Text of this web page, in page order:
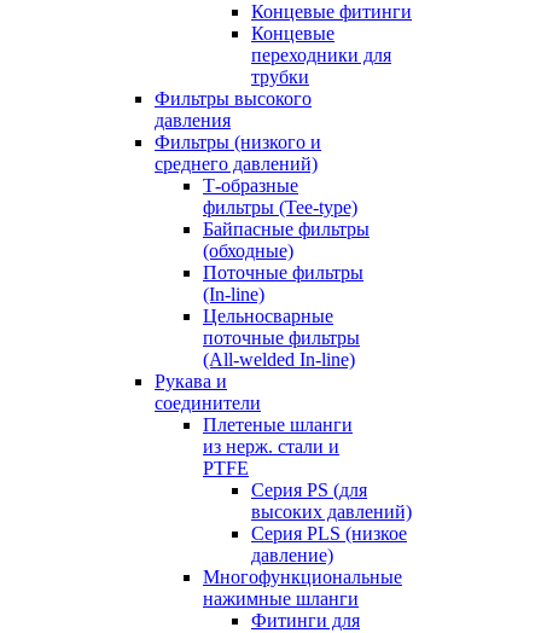
Концевые фитинги
Концевые
переходники для
трубки
Фильтры высокого
давления
Фильтры (низкого и
среднего давлений)
Т-образные
фильтры (Tee-type)
Байпасные фильтры
(обходные)
Поточные фильтры
(In-line)
Цельносварные
поточные фильтры
(All-welded In-line)
Рукава и
соединители
Плетеные шланги
из нерж. стали и
PTFE
Серия PS (для
высоких давлений)
Серия PLS (низкое
давление)
Многофункциональные
нажимные шланги
Фитинги для